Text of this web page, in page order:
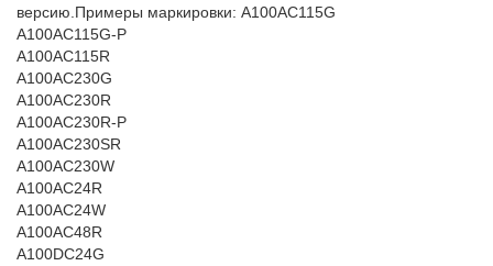
версию.Примеры маркировки: A100AC115G
A100AC115G-P
A100AC115R
A100AC230G
A100AC230R
A100AC230R-P
A100AC230SR
A100AC230W
A100AC24R
A100AC24W
A100AC48R
A100DC24G